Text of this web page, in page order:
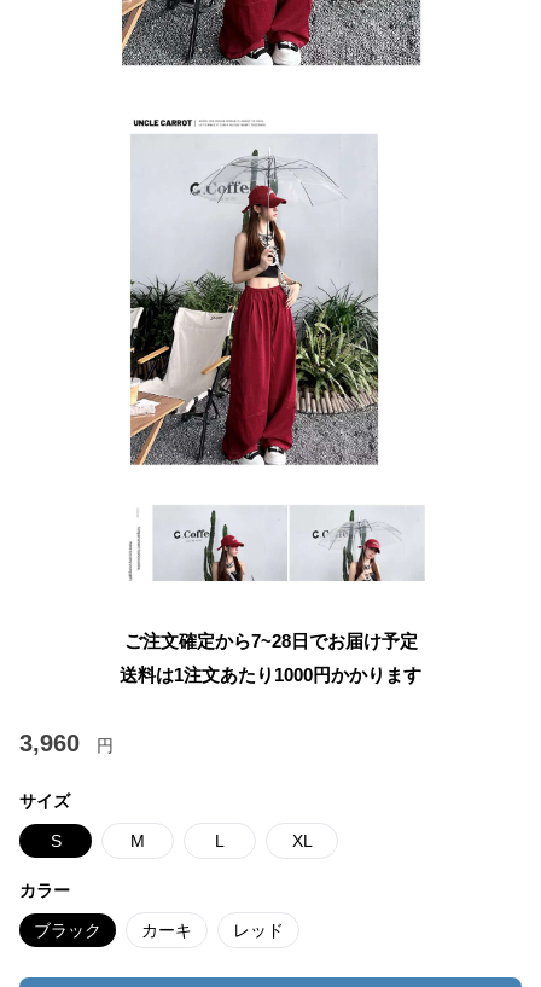
ご注文確定から7~28日でお届け予定
送料は1注文あたり 1000円かかります
3,960 円
サイズ
S M L XL
カラー
ブラック カーキ レッド